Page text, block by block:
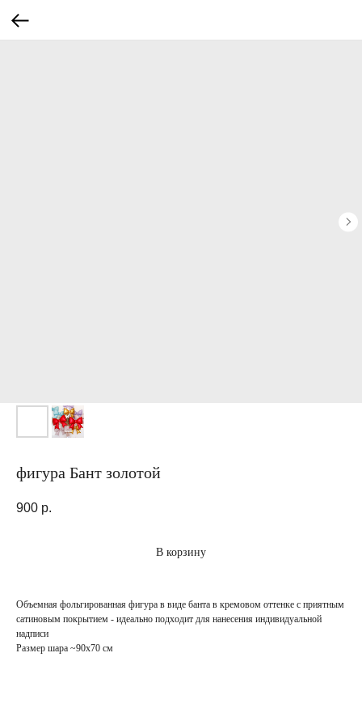
фигура Бант золотой
900 р.
В корзину
Объемная фольгированная фигура в виде банта в кремовом оттенке с приятным
сатиновым покрытием - идеально подходит для нанесения индивидуальной
надписи
Размер шара ~90х70 см